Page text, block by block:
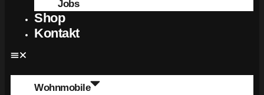
Jobs
Shop
Kontakt
Wohnmobile